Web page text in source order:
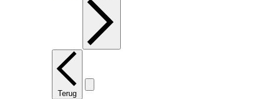
Terug